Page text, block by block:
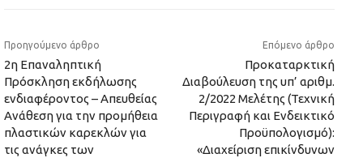
Προηγούμενο άρθρο
2η Επαναληπτική
Πρόσκληση εκδήλωσης
ενδιαφέροντος – Απευθείας
Ανάθεση για την προμήθεια
πλαστικών καρεκλών για
τις ανάγκες των
Επόμενο άρθρο
Προκαταρκτική
Διαβούλευση της υπ’ αριθμ.
2/2022 Μελέτης (Τεχνική
Περιγραφή και Ενδεικτικό
Προϋπολογισμό):
«Διαχείριση επικίνδυνων